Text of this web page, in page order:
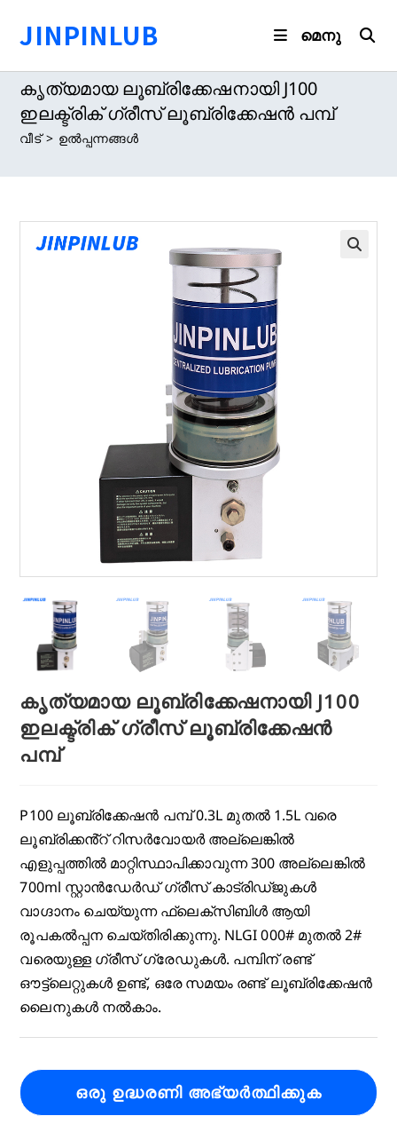
പോകുക
JINPINLUB മെനു
കൃത്യമായ ലൂബ്രിക്കേഷനായി J100
ഇലക്ട്രിക് ഗ്രീസ് ലൂബ്രിക്കേഷൻ പമ്പ്
വീട് > ഉൽപ്പന്നങ്ങൾ
കൃത്യമായ ലൂബ്രിക്കേഷനായി J100
ഇലക്ട്രിക് ഗ്രീസ് ലൂബ്രിക്കേഷൻ
പമ്പ്
P100 ലൂബ്രിക്കേഷൻ പമ്പ് 0.3L മുതൽ 1.5L വരെ
ലൂബ്രിക്കൻ്റ് റിസർവോയർ അല്ലെങ്കിൽ
എളുപ്പത്തിൽ മാറ്റിസ്ഥാപിക്കാവുന്ന 300 അല്ലെങ്കിൽ
700ml സ്റ്റാൻഡേർഡ് ഗ്രീസ് കാട്രിഡ്ജുകൾ
വാഗ്ദാനം ചെയ്യുന്ന ഫ്ലെക്സിബിൾ ആയി
രൂപകൽപ്പന ചെയ്തിരിക്കുന്നു. NLGI 000# മുതൽ 2#
വരെയുള്ള ഗ്രീസ് ഗ്രേഡുകൾ. പമ്പിന് രണ്ട്
ഔട്ട്ലെറ്റുകൾ ഉണ്ട്, ഒരേ സമയം രണ്ട് ലൂബ്രിക്കേഷൻ
ലൈനുകൾ നൽകാം.
ഒരു ഉദ്ധരണി അഭ്യർത്ഥിക്കുക